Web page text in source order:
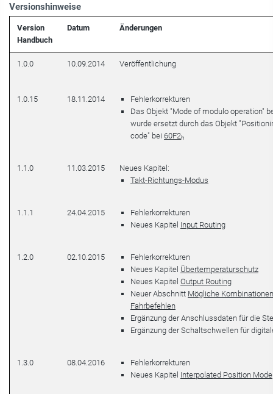
Versionshinweise
Version
Handbuch
Datum Änderungen
1.0.0 10.09.2014 Veröffentlichung
1.0.15 18.11.2014
Fehlerkorrekturen
Das Objekt "Mode of modulo operation"
wurde ersetzt durch das Objekt
code" bei 60F2h
1.1.0 11.03.2015
Neues Kapitel:
Takt-Richtungs-Modus
1.1.1 24.04.2015
Fehlerkorrekturen
Neues Kapitel Input Routing
1.2.0 02.10.2015
Fehlerkorrekturen
Neues Kapitel Übertemperaturschutz
Neues Kapitel Output Routing
Neuer Abschnitt Mögliche
Fahrbefehlen
Ergänzung der Anschlussdaten für die
Ergänzung der Schaltschwellen für
1.3.0 08.04.2016
Fehlerkorrekturen
Neues Kapitel Interpolated Position Mode